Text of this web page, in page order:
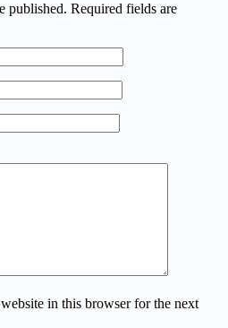
published. Required fields are
in this browser for the next